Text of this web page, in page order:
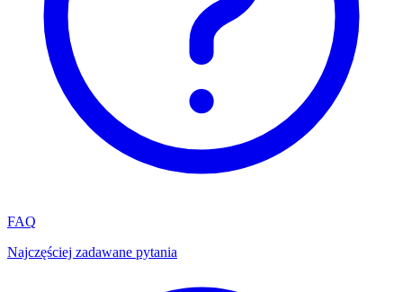
FAQ
Najczęściej zadawane pytania